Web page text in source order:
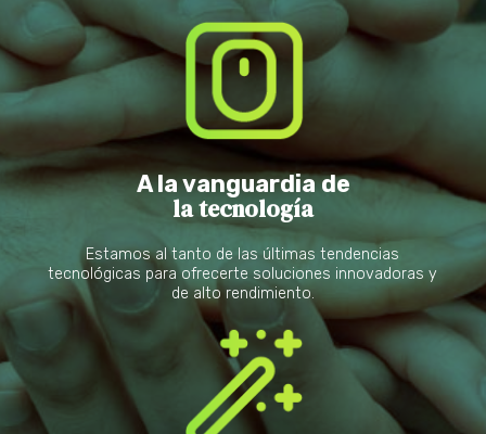
A la vanguardia de
la tecnología
Estamos al tanto de las últimas tendencias
tecnológicas para ofrecerte soluciones innovadoras y
de alto rendimiento.